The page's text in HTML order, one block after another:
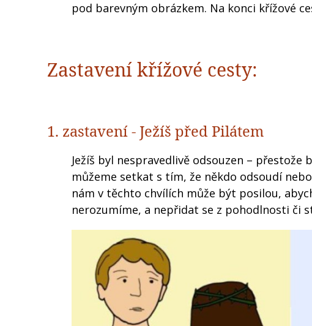
pod barevným obrázkem. Na konci křížové
Zastavení křížové cesty:
1. zastavení - Ježíš před Pilátem
Ježíš byl nespravedlivě odsouzen – přestože
můžeme setkat s tím, že někdo odsoudí
nám v těchto chvílích může být posilou,
nerozumíme, a nepřidat se z pohodlnosti či